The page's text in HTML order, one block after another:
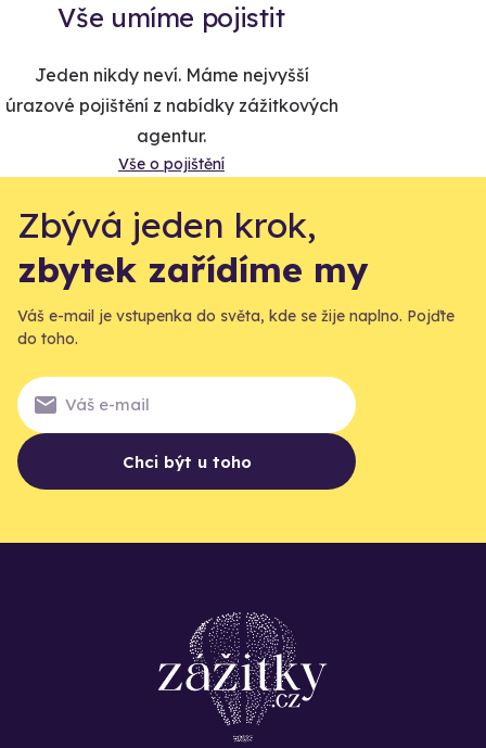
Vše umíme pojistit
Jeden nikdy neví. Máme nejvyšší
úrazové pojištění z nabídky zážitkových
agentur.
Vše o pojištění
Zbývá jeden krok,
zbytek zařídíme my
Váš e-mail je vstupenka do světa, kde se žije naplno. Pojďte
do toho.
Chci být u toho